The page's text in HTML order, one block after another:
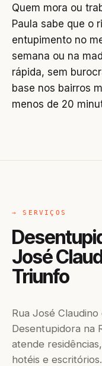
Quem mora ou
Paula sabe que o
entupimento no
semana ou na
rápida, sem
base nos bairros
menos de 20
→ SERVIÇOS
José
Triunfo
Rua José
Desentupidora na
atende
hotéis e